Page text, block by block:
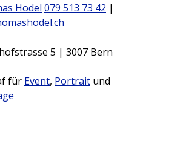
079 513 73 42 |
5 | 3007 Bern
für Event, Portrait und